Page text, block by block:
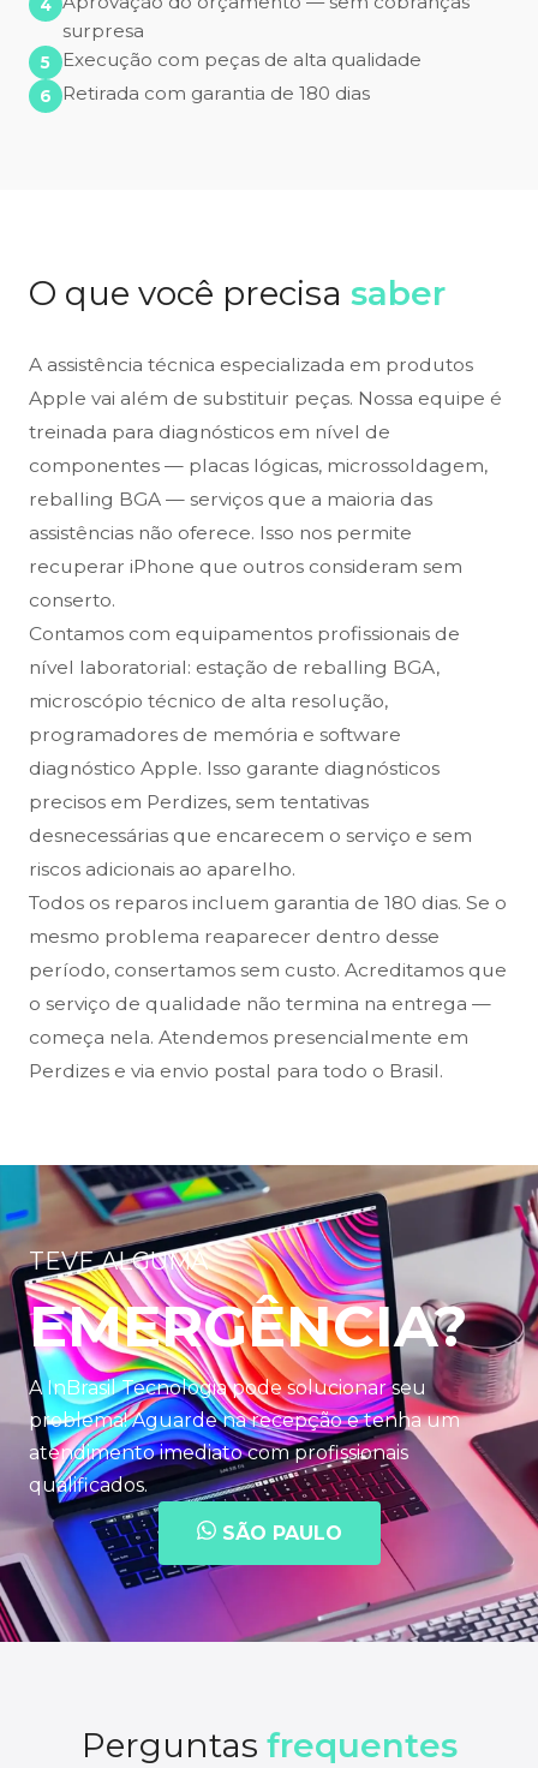
surpresa
Execução com peças de alta qualidade
Retirada com garantia de 180 dias
O que você precisa saber
A assistência técnica especializada em produtos
Apple vai além de substituir peças. Nossa equipe é
treinada para diagnósticos em nível de
componentes — placas lógicas, microssoldagem,
reballing BGA — serviços que a maioria das
assistências não oferece. Isso nos permite
recuperar iPhone que outros consideram sem
conserto.
Contamos com equipamentos profissionais de
nível laboratorial: estação de reballing BGA,
microscópio técnico de alta resolução,
programadores de memória e software
diagnóstico Apple. Isso garante diagnósticos
precisos em Perdizes, sem tentativas
desnecessárias que encarecem o serviço e sem
riscos adicionais ao aparelho.
Todos os reparos incluem garantia de 180 dias. Se o
mesmo problema reaparecer dentro desse
período, consertamos sem custo. Acreditamos que
o serviço de qualidade não termina na entrega —
começa nela. Atendemos presencialmente em
Perdizes e via envio postal para todo o Brasil.
TEVE ALGUMA
EMERGÊNCIA?
A InBrasil Tecnologia pode solucionar seu
problema! Aguarde na recepção e tenha um
atendimento imediato com profissionais
qualificados.
SÃO PAULO
Perguntas frequentes